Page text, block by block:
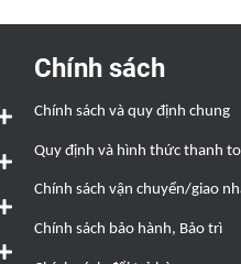
hoặc tự
Chính sách
Chính sách và quy định chung
Quy định và hình thức thanh
Chính sách vận chuyển/giao
Chính sách bảo hành, Bảo trì